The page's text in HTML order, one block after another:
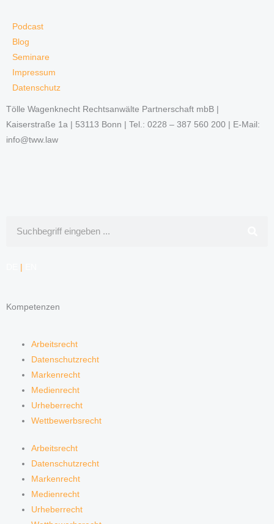
Podcast
Blog
Seminare
Impressum
Datenschutz
Tölle Wagenknecht Rechtsanwälte Partnerschaft mbB |
Kaiserstraße 1a | 53113 Bonn | Tel.: 0228 – 387 560 200 | E-Mail:
info@tww.law
|
Kompetenzen
Arbeitsrecht
Datenschutzrecht
Markenrecht
Medienrecht
Urheberrecht
Wettbewerbsrecht
Arbeitsrecht
Datenschutzrecht
Markenrecht
Medienrecht
Urheberrecht